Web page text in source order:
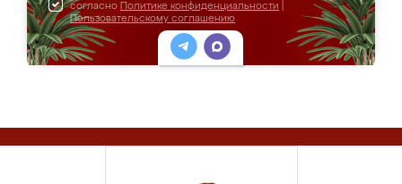
согласно Политике конфиденциальности
Пользовательскому соглашению